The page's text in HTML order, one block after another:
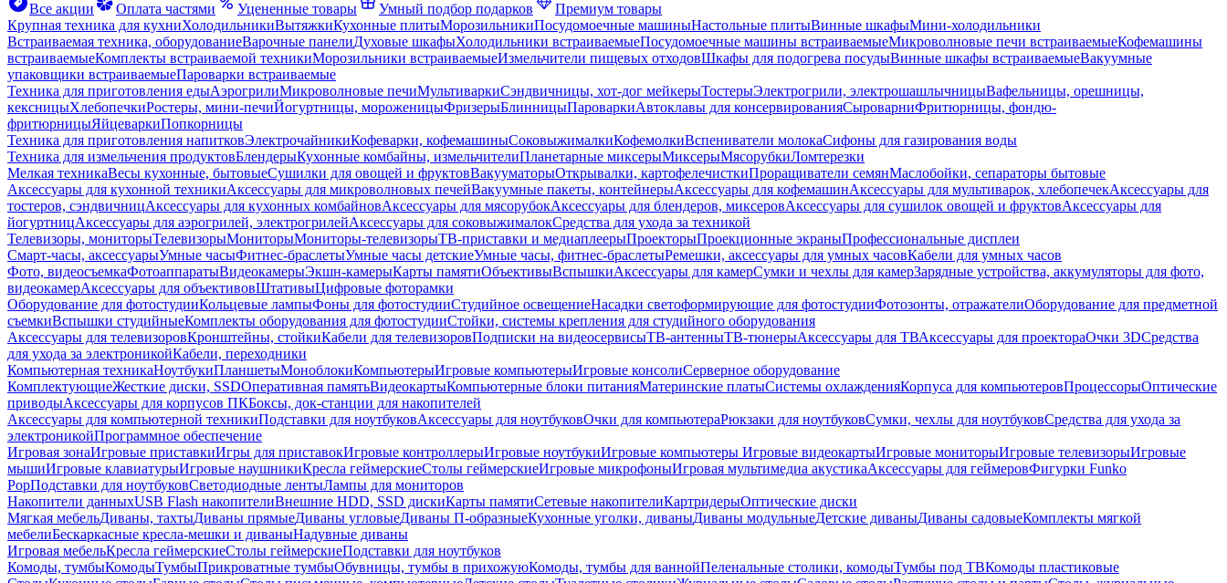
Все акции
Оплата частями Уцененные товары Умный подбор подарков
Премиум товары
Крупная техника для кухниХолодильникиВытяжкиКухонные плитыМорозильникиПосудомоечные машиныНастольные плитыВинные шкафыМини-холодильники
Встраиваемая техника, оборудованиеВарочные панелиДуховые шкафыХолодильники встраиваемыеПосудомоечные машины встраиваемыеМикроволновые печи встраиваемыеКофемашины
встраиваемыеКомплекты встраиваемой техникиМорозильники встраиваемыеИзмельчители пищевых отходовШкафы для подогрева посудыВинные шкафы встраиваемыеВакуумные
упаковщики встраиваемыеПароварки встраиваемые
Техника для приготовления едыАэрогрилиМикроволновые печиМультиваркиСэндвичницы, хот-дог мейкерыТостерыЭлектрогрили, электрошашлычницыВафельницы, орешницы,
кексницыХлебопечкиРостеры, мини-печиЙогуртницы, мороженицыФризерыБлинницыПароваркиАвтоклавы для консервированияСыроварниФритюрницы, фондю-
фритюрницыЯйцеваркиПопкорницы
Техника для приготовления напитковЭлектрочайникиКофеварки, кофемашиныСоковыжималкиКофемолкиВспениватели молокаСифоны для газирования воды
Техника для измельчения продуктовБлендерыКухонные комбайны, измельчителиПланетарные миксерыМиксерыМясорубкиЛомтерезки
Мелкая техникаВесы кухонные, бытовыеСушилки для овощей и фруктовВакууматорыОткрывалки, картофелечисткиПроращиватели семянМаслобойки, сепараторы бытовые
Аксессуары для кухонной техникиАксессуары для микроволновых печейВакуумные пакеты, контейнерыАксессуары для кофемашинАксессуары для мультиварок, хлебопечекАксессуары для
тостеров, сэндвичницАксессуары для кухонных комбайновАксессуары для мясорубокАксессуары для блендеров, миксеровАксессуары для сушилок овощей и фруктовАксессуары для
йогуртницАксессуары для аэрогрилей, электрогрилейАксессуары для соковыжималокСредства для ухода за техникой
Телевизоры, мониторыТелевизорыМониторыМониторы-телевизорыТВ-приставки и медиаплеерыПроекторыПроекционные экраныПрофессиональные дисплеи
Смарт-часы, аксессуарыУмные часыФитнес-браслетыУмные часы детскиеУмные часы, фитнес-браслетыРемешки, аксессуары для умных часовКабели для умных часов
Фото, видеосъемкаФотоаппаратыВидеокамерыЭкшн-камерыКарты памятиОбъективыВспышкиАксессуары для камерСумки и чехлы для камерЗарядные устройства, аккумуляторы для фото,
видеокамерАксессуары для объективовШтативыЦифровые фоторамки
Оборудование для фотостудииКольцевые лампыФоны для фотостудииСтудийное освещениеНасадки светоформирующие для фотостудииФотозонты, отражателиОборудование для предметной
съемкиВспышки студийныеКомплекты оборудования для фотостудииСтойки, системы крепления для студийного оборудования
Аксессуары для телевизоровКронштейны, стойкиКабели для телевизоровПодписки на видеосервисыТВ-антенныТВ-тюнерыАксессуары для ТВАксессуары для проектораОчки 3DСредства
для ухода за электроникойКабели, переходники
Компьютерная техникаНоутбукиПланшетыМоноблокиКомпьютерыИгровые компьютерыИгровые консолиСерверное оборудование
КомплектующиеЖесткие диски, SSDОперативная памятьВидеокартыКомпьютерные блоки питанияМатеринские платыСистемы охлажденияКорпуса для компьютеровПроцессорыОптические
приводыАксессуары для корпусов ПКБоксы, док-станции для накопителей
Аксессуары для компьютерной техникиПодставки для ноутбуковАксессуары для ноутбуковОчки для компьютераРюкзаки для ноутбуковСумки, чехлы для ноутбуковСредства для ухода за
электроникойПрограммное обеспечение
Игровая зонаИгровые приставкиИгры для приставокИгровые контроллерыИгровые ноутбукиИгровые компьютеры Игровые видеокартыИгровые мониторыИгровые телевизорыИгровые
мышиИгровые клавиатурыИгровые наушникиКресла геймерскиеСтолы геймерскиеИгровые микрофоныИгровая мультимедиа акустикаАксессуары для геймеровФигурки Funko
PopПодставки для ноутбуковСветодиодные лентыЛампы для мониторов
Накопители данныхUSB Flash накопителиВнешние HDD, SSD дискиКарты памятиСетевые накопителиКартридерыОптические диски
Мягкая мебельДиваны, тахтыДиваны прямыеДиваны угловыеДиваны П-образныеКухонные уголки, диваныДиваны модульныеДетские диваныДиваны садовыеКомплекты мягкой
мебелиБескаркасные кресла-мешки и диваныНадувные диваны
Игровая мебельКресла геймерскиеСтолы геймерскиеПодставки для ноутбуков
Комоды, тумбыКомодыТумбыПрикроватные тумбыОбувницы, тумбы в прихожуюКомоды, тумбы для ваннойПеленальные столики, комодыТумбы под ТВКомоды пластиковые